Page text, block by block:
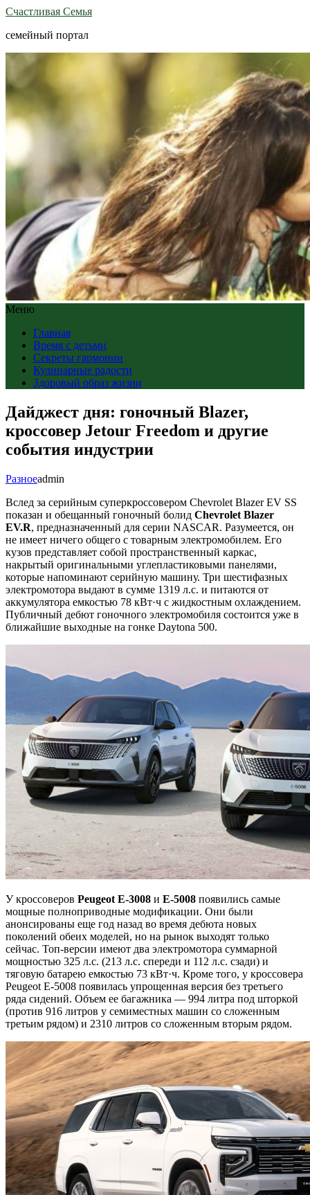
Счастливая Семья
семейный портал
Меню
Главная
Время с детьми
Секреты гармонии
Кулинарные радости
Здоровый образ жизни
Дайджест дня: гоночный Blazer,
кроссовер Jetour Freedom и другие
события индустрии
Разноеadmin
Вслед за серийным суперкроссовером Chevrolet Blazer EV SS
показан и обещанный гоночный болид Chevrolet Blazer
EV.R, предназначенный для серии NASCAR. Разумеется, он
не имеет ничего общего с товарным электромобилем. Его
кузов представляет собой пространственный каркас,
накрытый оригинальными углепластиковыми панелями,
которые напоминают серийную машину. Три шестифазных
электромотора выдают в сумме 1319 л.с. и питаются от
аккумулятора емкостью 78 кВт·ч с жидкостным охлаждением.
Публичный дебют гоночного электромобиля состоится уже в
ближайшие выходные на гонке Daytona 500.
У кроссоверов Peugeot E-3008 и E-5008 появились самые
мощные полноприводные модификации. Они были
анонсированы еще год назад во время дебюта новых
поколений обеих моделей, но на рынок выходят только
сейчас. Топ-версии имеют два электромотора суммарной
мощностью 325 л.с. (213 л.с. спереди и 112 л.с. сзади) и
тяговую батарею емкостью 73 кВт·ч. Кроме того, у кроссовера
Peugeot E-5008 появилась упрощенная версия без третьего
ряда сидений. Объем ее багажника — 994 литра под шторкой
(против 916 литров у семиместных машин со сложенным
третьим рядом) и 2310 литров со сложенным вторым рядом.